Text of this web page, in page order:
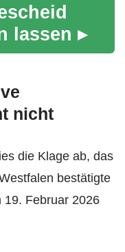
lassen ▸
nicht
die Klage ab, das
bestätigte
19. Februar 2026